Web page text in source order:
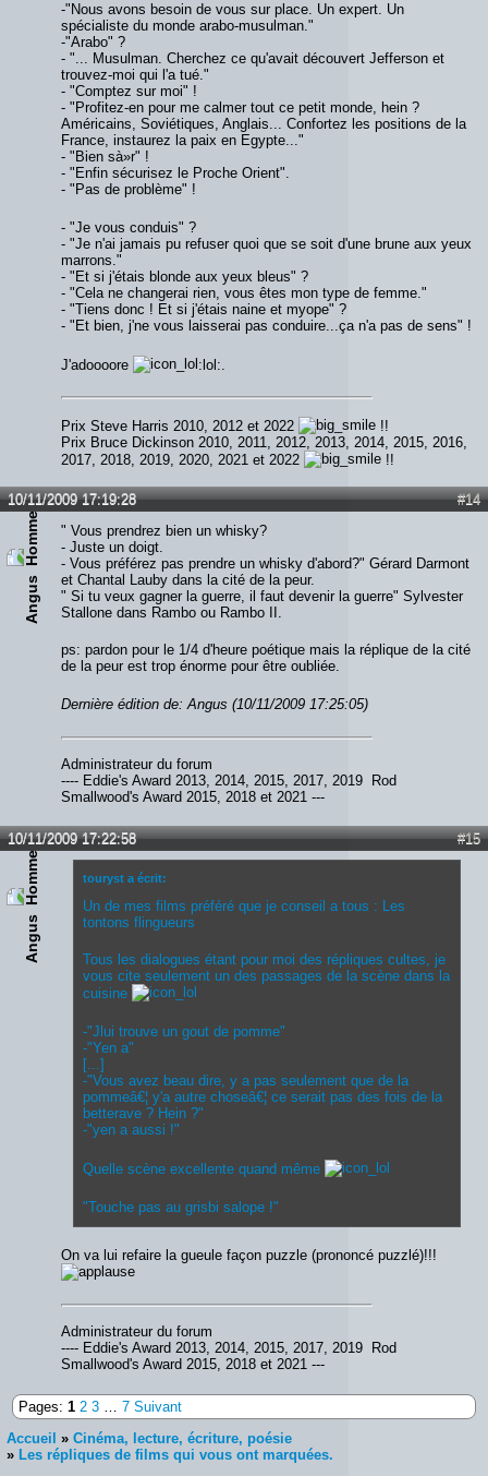
-"Nous avons besoin de vous sur place. Un expert. Un
spécialiste du monde arabo-musulman."
-"Arabo" ?
- "... Musulman. Cherchez ce qu'avait découvert Jefferson et
trouvez-moi qui l'a tué."
- "Comptez sur moi" !
- "Profitez-en pour me calmer tout ce petit monde, hein ?
Américains, Soviétiques, Anglais... Confortez les positions de la
France, instaurez la paix en Egypte..."
- "Bien sà»r" !
- "Enfin sécurisez le Proche Orient".
- "Pas de problème" !
- "Je vous conduis" ?
- "Je n'ai jamais pu refuser quoi que se soit d'une brune aux yeux
marrons."
- "Et si j'étais blonde aux yeux bleus" ?
- "Cela ne changerai rien, vous êtes mon type de femme."
- "Tiens donc ! Et si j'étais naine et myope" ?
- "Et bien, j'ne vous laisserai pas conduire...ça n'a pas de sens" !
J'adoooore :lol:.
Prix Steve Harris 2010, 2012 et 2022
!!
Prix Bruce Dickinson 2010, 2011, 2012, 2013, 2014, 2015, 2016,
2017, 2018, 2019, 2020, 2021 et 2022
!!
#14
10/11/2009 17:19:28
Angus
" Vous prendrez bien un whisky?
- Juste un doigt.
- Vous préférez pas prendre un whisky d'abord?" Gérard Darmont
et Chantal Lauby dans la cité de la peur.
" Si tu veux gagner la guerre, il faut devenir la guerre" Sylvester
Stallone dans Rambo ou Rambo II.
ps: pardon pour le 1/4 d'heure poétique mais la réplique de la cité
de la peur est trop énorme pour être oubliée.
Dernière édition de: Angus (10/11/2009 17:25:05)
Administrateur du forum
---- Eddie's Award 2013, 2014, 2015, 2017, 2019 Rod
Smallwood's Award 2015, 2018 et 2021 ---
#15
10/11/2009 17:22:58
Angus
touryst a écrit:
Un de mes films préféré que je conseil a tous : Les
tontons flingueurs
Tous les dialogues étant pour moi des répliques cultes, je
vous cite seulement un des passages de la scène dans la
cuisine
-"Jlui trouve un gout de pomme"
-"Yen a"
[...]
-"Vous avez beau dire, y a pas seulement que de la
pommeâ€¦ y'a autre choseâ€¦ ce serait pas des fois de la
betterave ? Hein ?"
-"yen a aussi !"
Quelle scène excellente quand même
"Touche pas au grisbi salope !"
On va lui refaire la gueule façon puzzle (prononcé puzzlé)!!!
Administrateur du forum
---- Eddie's Award 2013, 2014, 2015, 2017, 2019 Rod
Smallwood's Award 2015, 2018 et 2021 ---
Pages: 1 2 3 7 Suivant
Accueil » Cinéma, lecture, écriture, poésie
» Les répliques de films qui vous ont marquées.